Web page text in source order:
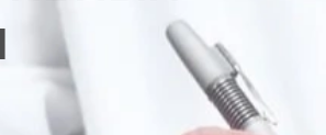
лечение алкоголизма
в стационаре
Лечение зависимости от
Лечение зависимости от
Методы лечения солевой
УБОД
Кодирование
Кодирование
Кодировка от